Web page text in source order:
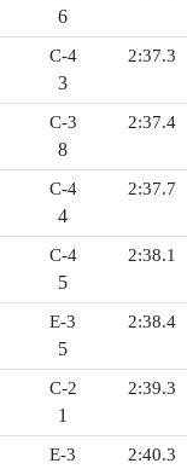
6
C-4
3
2:37.3
C-3
8
2:37.4
C-4
4
2:37.7
C-4
5
2:38.1
E-3
5
2:38.4
C-2
1
2:39.3
E-3 2:40.3